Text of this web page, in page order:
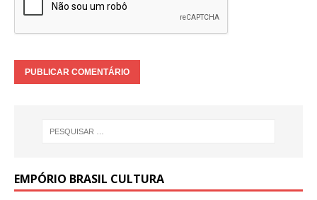
EMPÓRIO BRASIL CULTURA